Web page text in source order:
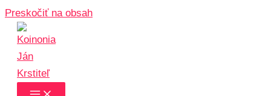
Preskočiť na obsah